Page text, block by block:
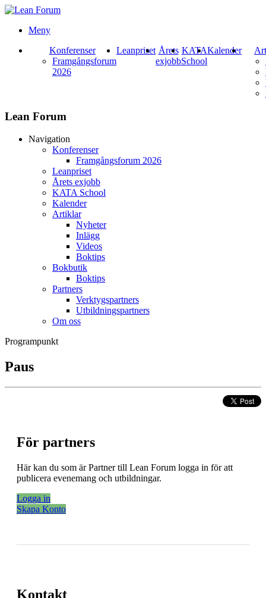
Meny
Konferenser
Framgångsforum
2026
Leanpriset Årets
exjobb
KATA
School
Kalender
Lean Forum
Navigation
Konferenser
Framgångsforum 2026
Leanpriset
Årets exjobb
KATA School
Kalender
Artiklar
Nyheter
Inlägg
Videos
Boktips
Bokbutik
Boktips
Partners
Verktygspartners
Utbildningspartners
Om oss
Programpunkt
Paus
För partners
Här kan du som är Partner till Lean Forum logga in för att
publicera evenemang och utbildningar.
Logga in
Skapa Konto
Kontakt